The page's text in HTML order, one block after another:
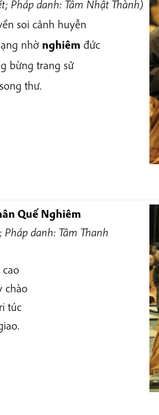
Pháp danh: Tâm Nhật Thành)
soi cảnh huyễn
nhờ nghiêm đức
bừng trang sử
thư.
Quế Nghiêm
danh: Tâm Thanh
chào
túc